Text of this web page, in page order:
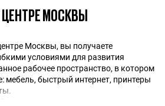
ЦЕНТРЕ МОСКВЫ
Москвы, вы получаете
условиями для развития
рабочее пространство, в котором
мебель, быстрый интернет, принтеры